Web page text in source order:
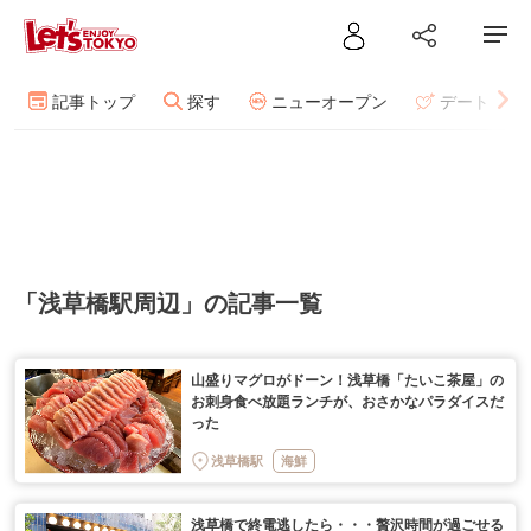
記事トップ 探す ニューオープン デート
「浅草橋駅周辺」の記事一覧
山盛りマグロがドーン！浅草橋「たいこ茶屋」の
お刺身食べ放題ランチが、おさかなパラダイスだ
った
浅草橋駅 海鮮
浅草橋で終電逃したら・・・贅沢時間が過ごせる